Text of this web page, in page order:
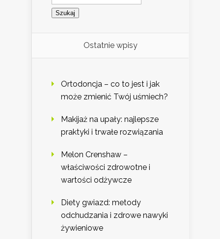
Ostatnie wpisy
Ortodoncja – co to jest i jak
może zmienić Twój uśmiech?
Makijaż na upały: najlepsze
praktyki i trwałe rozwiązania
Melon Crenshaw –
właściwości zdrowotne i
wartości odżywcze
Diety gwiazd: metody
odchudzania i zdrowe nawyki
żywieniowe